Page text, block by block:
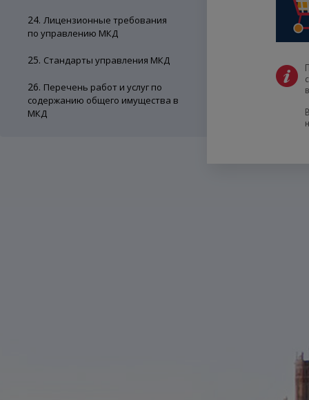
24. Лицензионные требования
по управлению МКД
25. Стандарты управления МКД
26. Перечень работ и услуг по
содержанию общего имущества в
МКД